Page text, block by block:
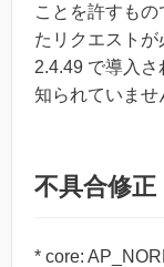
ことを許すも
たリクエスト
2.4.49 で導入
知られていま
不具合修正
* core: